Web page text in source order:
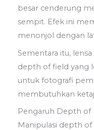
besar cenderung
sempit. Efek ini
menonjol dengan
Sementara itu,
depth of field yang
untuk fotografi
membutuhkan
Pengaruh Depth of
Manipulasi depth